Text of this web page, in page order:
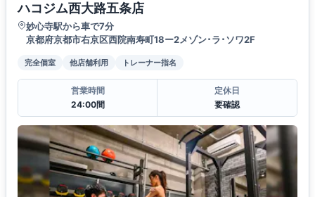
ハコジム西大路五条店
妙心寺駅から車で7分
京都府京都市右京区西院南寿町18ー2メゾン･ラ･ソワ2F
完全個室 他店舗利用 トレーナー指名
営業時間
24:00間
定休日
要確認